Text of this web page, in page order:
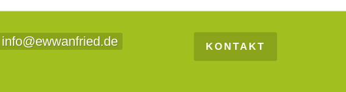
KONTAKT
info@ewwanfried.de